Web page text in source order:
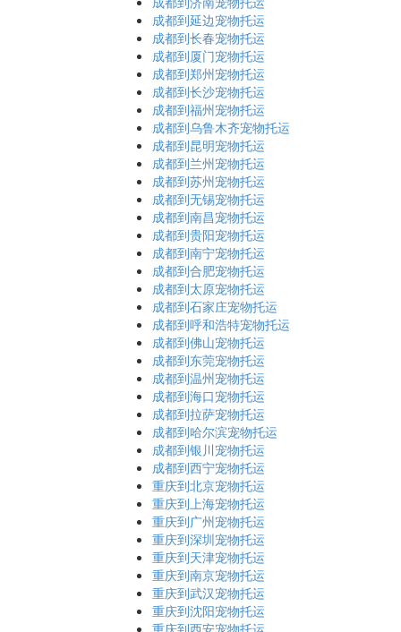
成都到延边宠物托运
成都到长春宠物托运
成都到厦门宠物托运
成都到郑州宠物托运
成都到长沙宠物托运
成都到福州宠物托运
成都到乌鲁木齐宠物托运
成都到昆明宠物托运
成都到兰州宠物托运
成都到苏州宠物托运
成都到无锡宠物托运
成都到南昌宠物托运
成都到贵阳宠物托运
成都到南宁宠物托运
成都到合肥宠物托运
成都到太原宠物托运
成都到石家庄宠物托运
成都到呼和浩特宠物托运
成都到佛山宠物托运
成都到东莞宠物托运
成都到温州宠物托运
成都到海口宠物托运
成都到拉萨宠物托运
成都到哈尔滨宠物托运
成都到银川宠物托运
成都到西宁宠物托运
重庆到北京宠物托运
重庆到上海宠物托运
重庆到广州宠物托运
重庆到深圳宠物托运
重庆到天津宠物托运
重庆到南京宠物托运
重庆到武汉宠物托运
重庆到沈阳宠物托运
重庆到西安宠物托运